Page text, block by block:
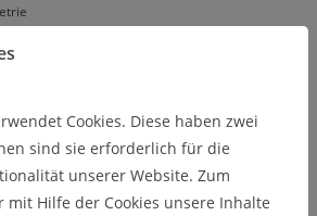
und
Cookies. Diese haben zwei
sind sie erforderlich für die
unserer Website. Zum
mit Hilfe der Cookies unsere Inhalte